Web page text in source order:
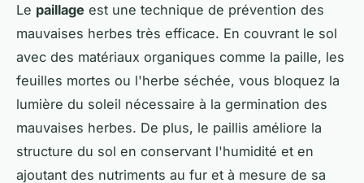
Le paillage est une technique de prévention des
mauvaises herbes très efficace. En couvrant le sol
avec des matériaux organiques comme la paille, les
feuilles mortes ou l'herbe séchée, vous bloquez la
lumière du soleil nécessaire à la germination des
mauvaises herbes. De plus, le paillis améliore la
structure du sol en conservant l'humidité et en
ajoutant des nutriments au fur et à mesure de sa